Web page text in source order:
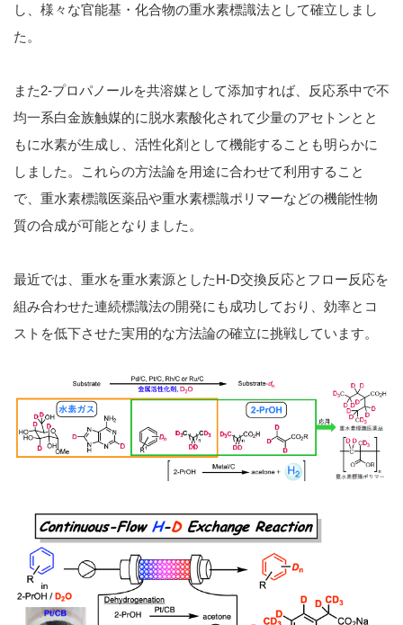
し、様々な官能基・化合物の重水素標識法として確立しまし
た。
また2-プロパノールを共溶媒として添加すれば、反応系中で不
均一系白金族触媒的に脱水素酸化されて少量のアセトンとと
もに水素が生成し、活性化剤として機能することも明らかに
しました。これらの方法論を用途に合わせて利用すること
で、重水素標識医薬品や重水素標識ポリマーなどの機能性物
質の合成が可能となりました。
最近では、重水を重水素源としたH-D交換反応とフロー反応を
組み合わせた連続標識法の開発にも成功しており、効率とコ
ストを低下させた実用的な方法論の確立に挑戦しています。